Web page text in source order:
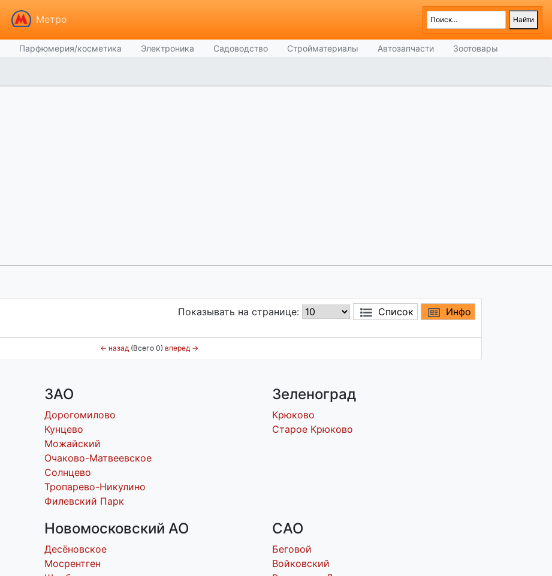
Метро
Парфюмерия/косметика Электроника Садоводство Стройматериалы Автозапчасти Зоотовары
Показывать на странице: Список Инфо
← назад (Всего 0) вперед →
ЗАО
Дорогомилово
Кунцево
Можайский
Очаково-Матвеевское
Солнцево
Тропарево-Никулино
Филевский Парк
Зеленоград
Крюково
Старое Крюково
Новомосковский АО
Десёновское
Мосрентген
САО
Беговой
Войковский